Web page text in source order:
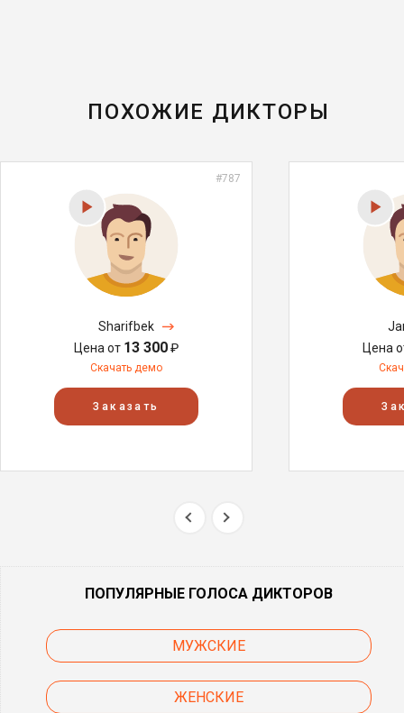
ПОХОЖИЕ ДИКТОРЫ
#787
Sharifbek
Цена от 13 300₽
Скачать демо
Заказать
Цена
ПОПУЛЯРНЫЕ ГОЛОСА ДИКТОРОВ
МУЖСКИЕ
ЖЕНСКИЕ